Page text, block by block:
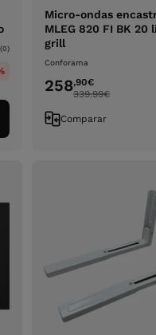
(0)
Micro-ondas
MLEG 820 FI BK 20
grill
Conforama
258,90€
339.99€
Comparar